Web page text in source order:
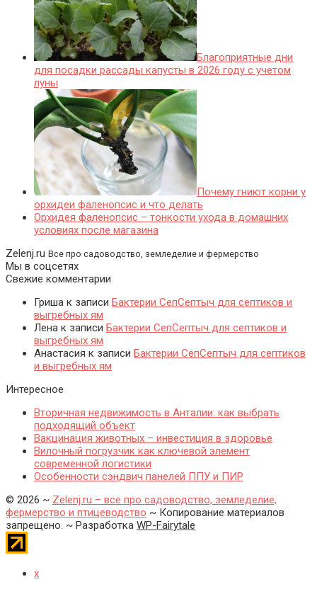
Благоприятные дни
для посадки рассады капусты в 2026 году с учетом
луны
Почему гниют корни у
орхидеи фаленопсис и что делать
Орхидея фаленопсис – тонкости ухода в домашних
условиях после магазина
Zelenj.ru Все про садоводство, земледелие и фермерство
Мы в соцсетях
Свежие комментарии
Гриша к записи Бактерии СепСептыч для септиков и
выгребных ям
Лена к записи Бактерии СепСептыч для септиков и
выгребных ям
Анастасия к записи Бактерии СепСептыч для септиков
и выгребных ям
Интересное
Вторичная недвижимость в Анталии: как выбрать
подходящий объект
Вакцинация животных – инвестиция в здоровье
Вилочный погрузчик как ключевой элемент
современной логистики
Особенности сэндвич панелей ППУ и ПИР
© 2026 ~ Zelenj.ru – все про садоводство, земледелие,
фермерство и птицеводство ~ Копирование материалов
запрещено. ~ Разработка WP-Fairytale
x